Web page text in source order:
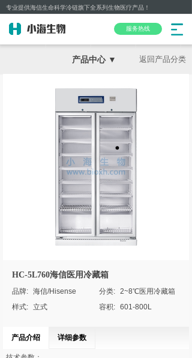
专业提供海信生命科学冷链旗下全系列生物医疗产品！
HC-5L760海信医用冷藏箱
品牌: 海信/Hisense 分类: 2~8℃医用冷藏箱
样式: 立式 容积: 601-800L
产品介绍 详细参数
服务热线
产品中心 ▼ 返回产品分类